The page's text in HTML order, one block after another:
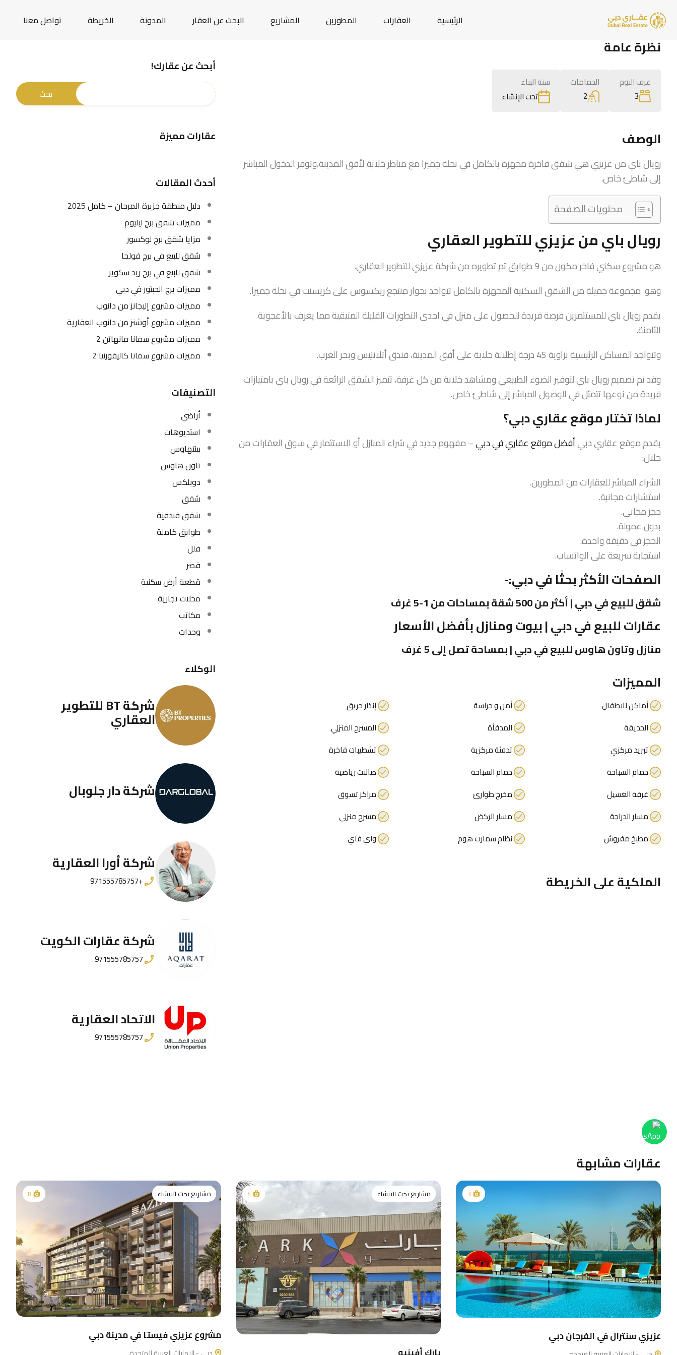
الرئيسية العقارات المطورين المشاريع البحث عن العقار المدونة الخريطة تواصل معنا
نظرة عامة
غرف النوم
3
الحمامات
2
سنة البناء
تحت الإنشاء
الوصف
رويال باي من عزيزي هي شقق فاخرة مجهزة بالكامل في نخلة جميرا مع مناظر خلابة لأفق المدينة،وتوفر الدخول المباشر
إلى شاطئ خاص.
محتويات الصفحة
رويال باي من عزيزي للتطوير العقاري
هو مشروع سكني فاخر مكون من 9 طوابق تم تطويره من شركة عزيزي للتطوير العقاري.
وهو مجموعة جميلة من الشقق السكنية المجهزة بالكامل تتواجد بجوار منتجع ريكسوس على كريسنت في نخلة جميرا.
يقدم رويال باي للمستثمرين فرصة فريدة للحصول على منزل في احدى التطورات القليلة المتبقية مما يعرف بالأعجوبة
الثامنة.
وتتواجد المساكن الرئيسية بزاوية 45 درجة إطلالة خلابة على أفق المدينة، فندق أتلانتيس وبحر العرب.
وقد تم تصميم رويال باي لتوفير الضوء الطبيعي ومشاهد خلابة من كل غرفة، تتميز الشقق الرائعة في رويال باي بامتيازات
فريدة من نوعها تتمثل في الوصول المباشر إلى شاطئ خاص.
لماذا تختار موقع عقاري دبي؟
يقدم موقع عقاري دبيأفضل موقع عقاري في دبي– مفهوم جديد في شراء المنازل أو الاستثمار في سوق العقارات من
خلال:
الشراء المباشر للعقارات من المطورين.
استشارات مجانبة.
حجز مجاني.
بدون عمولة.
الحجز فى دقيقة واحدة.
استجابة سريعة على الواتساب.
الصفحات الأكثر بحثًا في دبي:-
شقق للبيع في دبي | أكثر من 500 شقة بمساحات من 1-5 غرف
عقارات للبيع في دبي | بيوت ومنازل بأفضل الأسعار
منازل وتاون هاوس للبيع في دبي | بمساحة تصل إلى 5 غرف
المميزات
أماكن للاطفال أمن و حراسة
إنذار حريق
الحديقة
المدفأة
المسرح المنزلي
تبريد مركزي
تدفئة مركزية
تشطيبات فاخرة
حمام السباحة
حمام السباحة
صالات رياضية
غرفة الغسيل
مخرج طوارئ
مراكز تسوق
مسار الدراجة
مسار الركض
مسرح منزلي
مطبخ مفروش
نظام سمارت هوم واي فاي
الملكية على الخريطة
أبحث عن عقارك!
عقارات مميزة
أحدث المقالات
دليل منطقة جزيرة المرجان – كامل 2025
مميزات شقق برج ليليوم
مزايا شقق برج لوكسور
شقق للبيع في برج فولجا
شقق للبيع في برج ريد سكوير
مميزات برج الحبتور في دبي
مميزات مشروع إليجانز من دانوب
مميزات مشروع أوشنز من دانوب العقارية
مميزات مشروع سمانا مانهاتن 2
مميزات مشروع سمانا كاليفورنيا 2
التصنيفات
أراضي
استديوهات
بينتهاوس
تاون هاوس
دوبلكس
شقق
شقق فندقية
طوابق كاملة
فلل
قصر
قطعة أرض سكنية
محلات تجارية
مكاتب
وحدات
الوكلاء
شركة BT للتطوير
العقاري
شركة دار جلوبال
شركة أورا العقارية
+971555785757
شركة عقارات الكويت
971555785757
الاتحاد العقارية
971555785757
عقارات مشابهة
3
عزيزي سنترال في الفرجان دبي
مشاريع تحت الانشاء 4 مشاريع تحت الانشاء 8
مشروع عزيزي فيستا في مدينة دبي